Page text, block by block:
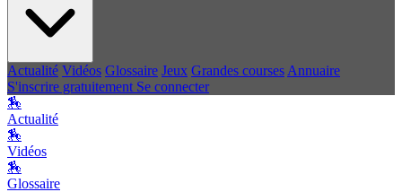
Actualité Vidéos Glossaire Jeux Grandes courses Annuaire
S'inscrire gratuitement Se connecter
🏇
Actualité
🏇
Vidéos
🏇
Glossaire